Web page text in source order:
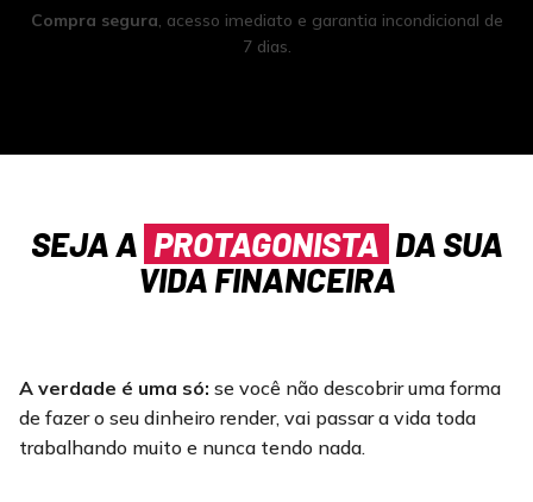
Compra segura, acesso imediato e garantia incondicional de
7 dias.
SEJA A PROTAGONISTA DA SUA
VIDA FINANCEIRA
A verdade é uma só: se você não descobrir uma forma
de fazer o seu dinheiro render, vai passar a vida toda
trabalhando muito e nunca tendo nada.